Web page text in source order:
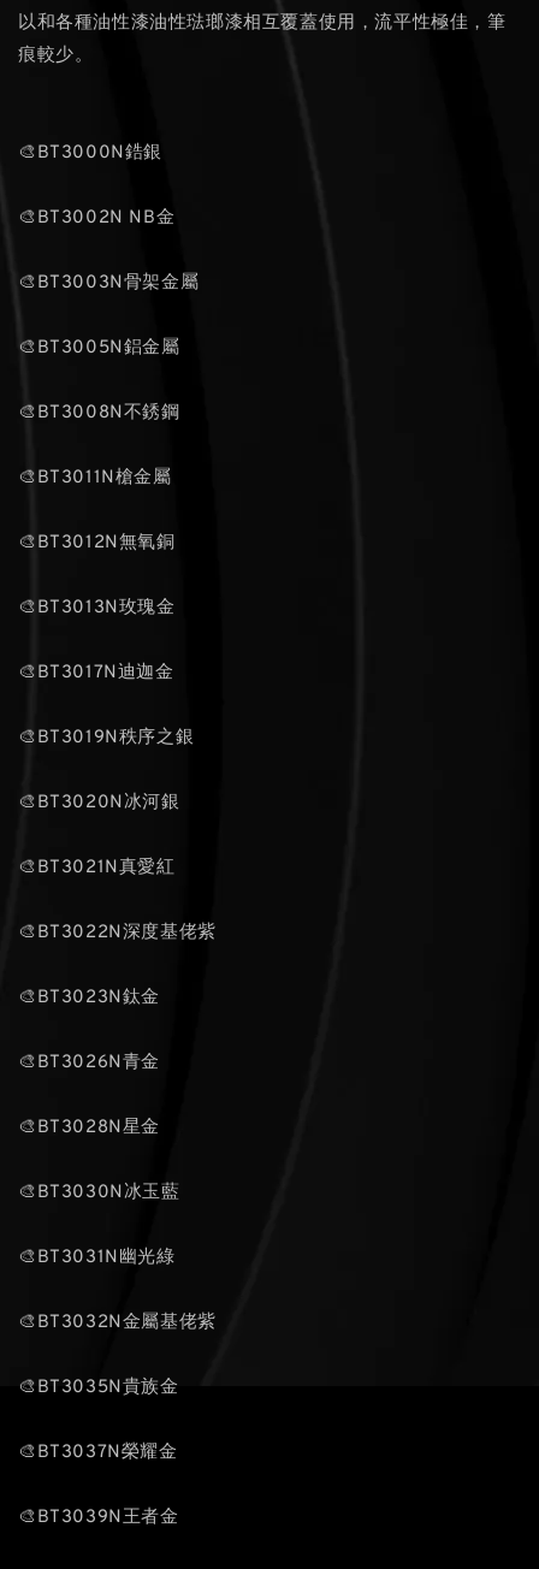
以和各種油性漆油性琺瑯漆相互覆蓋使用，流平性極佳，筆
痕較少。
🎨BT3000N鋯銀
🎨BT3002N NB金
🎨BT3003N骨架金屬
🎨BT3005N鋁金屬
🎨BT3008N不銹鋼
🎨BT3011N槍金屬
🎨BT3012N無氧銅
🎨BT3013N玫瑰金
🎨BT3017N迪迦金
🎨BT3019N秩序之銀
🎨BT3020N冰河銀
🎨BT3021N真愛紅
🎨BT3022N深度基佬紫
🎨BT3023N鈦金
🎨BT3026N青金
🎨BT3028N星金
🎨BT3030N冰玉藍
🎨BT3031N幽光綠
🎨BT3032N金屬基佬紫
🎨BT3035N貴族金
🎨BT3037N榮耀金
🎨BT3039N王者金